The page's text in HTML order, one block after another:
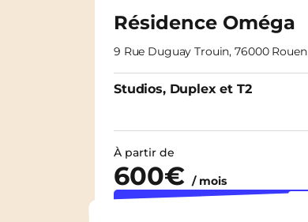
Résidence Oméga
9 Rue Duguay Trouin, 76000 Rouen
Studios, Duplex et T2
À partir de
600€ / mois